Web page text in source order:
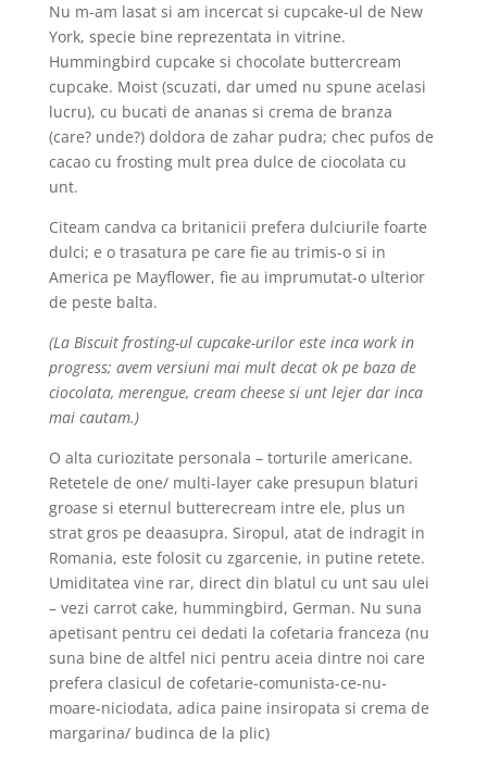
Nu m-am lasat si am incercat si cupcake-ul de New
York, specie bine reprezentata in vitrine.
Hummingbird cupcake si chocolate buttercream
cupcake. Moist (scuzati, dar umed nu spune acelasi
lucru), cu bucati de ananas si crema de branza
(care? unde?) doldora de zahar pudra; chec pufos de
cacao cu frosting mult prea dulce de ciocolata cu
unt.
Citeam candva ca britanicii prefera dulciurile foarte
dulci; e o trasatura pe care fie au trimis-o si in
America pe Mayflower, fie au imprumutat-o ulterior
de peste balta.
(La Biscuit frosting-ul cupcake-urilor este inca work in
progress; avem versiuni mai mult decat ok pe baza de
ciocolata, merengue, cream cheese si unt lejer dar inca
mai cautam.)
O alta curiozitate personala – torturile americane.
Retetele de one/ multi-layer cake presupun blaturi
groase si eternul butterecream intre ele, plus un
strat gros pe deaasupra. Siropul, atat de indragit in
Romania, este folosit cu zgarcenie, in putine retete.
Umiditatea vine rar, direct din blatul cu unt sau ulei
– vezi carrot cake, hummingbird, German. Nu suna
apetisant pentru cei dedati la cofetaria franceza (nu
suna bine de altfel nici pentru aceia dintre noi care
prefera clasicul de cofetarie-comunista-ce-nu-
moare-niciodata, adica paine insiropata si crema de
margarina/ budinca de la plic)